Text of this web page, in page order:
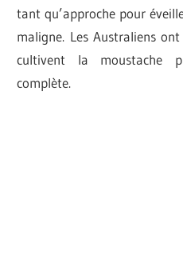
tant qu’approche pour
maligne. Les Australiens
cultivent la moustache
complète.